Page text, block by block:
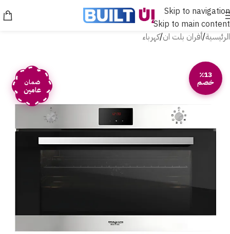
Skip to navigation
Skip to main content
الرئيسية/أفران بلت ان/كهرباء
٪13
خصم ضمان
عامين